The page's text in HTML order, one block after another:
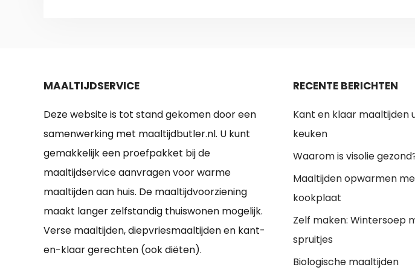
MAALTIJDSERVICE
Deze website is tot stand gekomen door een
samenwerking met maaltijdbutler.nl. U kunt
gemakkelijk een proefpakket bij de
maaltijdservice aanvragen voor warme
maaltijden aan huis. De maaltijdvoorziening
maakt langer zelfstandig thuiswonen mogelijk.
Verse maaltijden, diepvriesmaaltijden en kant-
en-klaar gerechten (ook diëten).
RECENTE BERICHTEN
Kant en klaar maaltijden
keuken
Waarom is visolie
Maaltijden opwarmen
kookplaat
Zelf maken: Wintersoep
spruitjes
Biologische maaltijden